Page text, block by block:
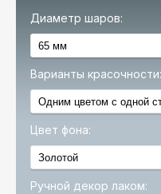
Диаметр шаров:
Варианты красочности:
Цвет фона:
Ручной декор лаком: